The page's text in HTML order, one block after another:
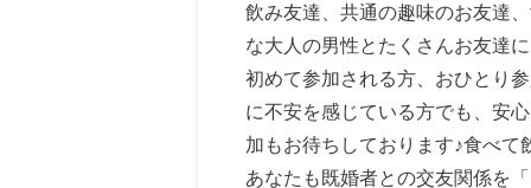
飲み友達、共通の趣味のお友達
な大人の男性とたくさんお友達
初めて参加される方、おひとり
に不安を感じている方でも、安
加もお待ちしております♪食べ
あなたも既婚者との交友関係を